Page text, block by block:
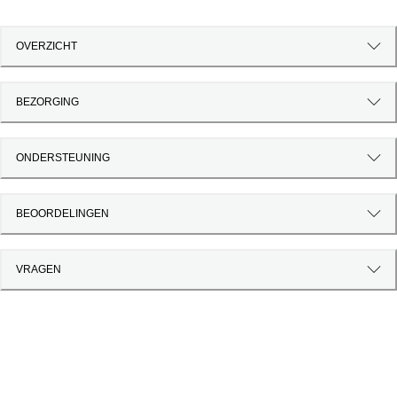
OVERZICHT
BEZORGING
ONDERSTEUNING
BEOORDELINGEN
VRAGEN